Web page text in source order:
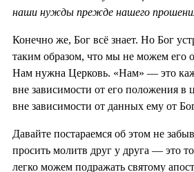
наши нужды прежде нашего
Конечно же, Бог всё знает. Но Бог
таким образом, что мы не можем его
Нам нужна Церковь. «Нам» — это
вне зависимости от его положения в
вне зависимости от данных ему от
Давайте постараемся об этом не
просить молитв друг у друга — это
легко можем подражать святому